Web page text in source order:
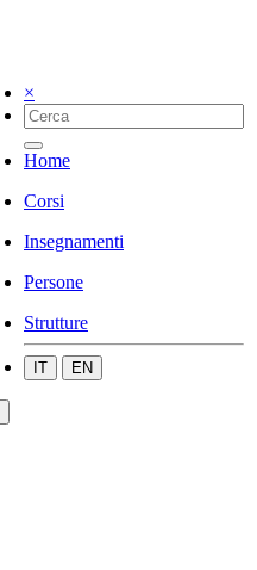
×
Home
Corsi
Insegnamenti
Persone
Strutture
IT EN